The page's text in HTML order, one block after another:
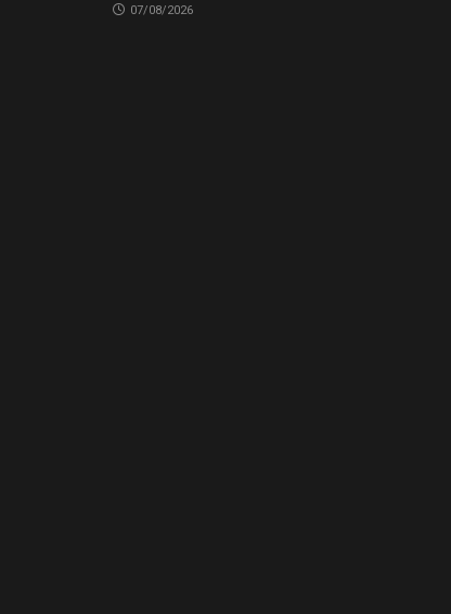
07/08/2026